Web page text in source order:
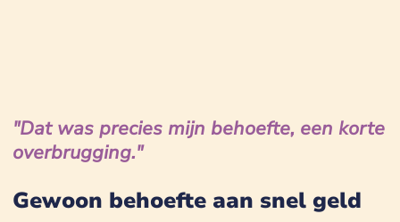
"Dat was precies mijn behoefte, een korte
overbrugging."
Gewoon behoefte aan snel geld